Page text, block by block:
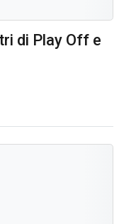
di Play Off e